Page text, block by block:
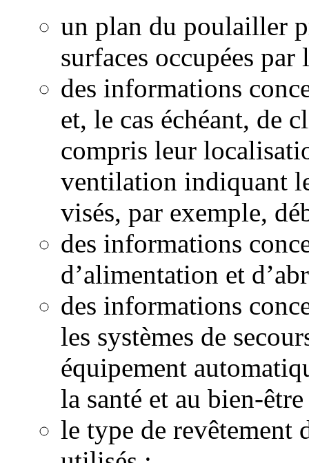
un plan du poulailler
surfaces occupées par
des informations
et, le cas échéant, de
compris leur
ventilation indiquant
visés, par exemple,
des informations
d’alimentation et
des informations
les systèmes de
équipement
la santé et au bien-
le type de revêtement